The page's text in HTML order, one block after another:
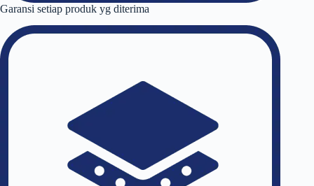
Garansi setiap produk yg diterima